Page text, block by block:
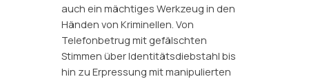
auch ein mächtiges Werkzeug in den
Händen von Kriminellen. Von
Telefonbetrug mit gefälschten
Stimmen über Identitätsdiebstahl bis
hin zu Erpressung mit manipulierten